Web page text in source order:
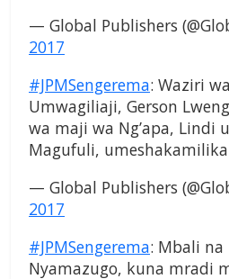
— Global Publishers
2017
#JPMSengerema: Waziri
Umwagiliaji, Gerson
wa maji wa Ng’apa, Lindi
Magufuli, umeshakamilika
— Global Publishers
2017
#JPMSengerema: Mbali
Nyamazugo, kuna mradi